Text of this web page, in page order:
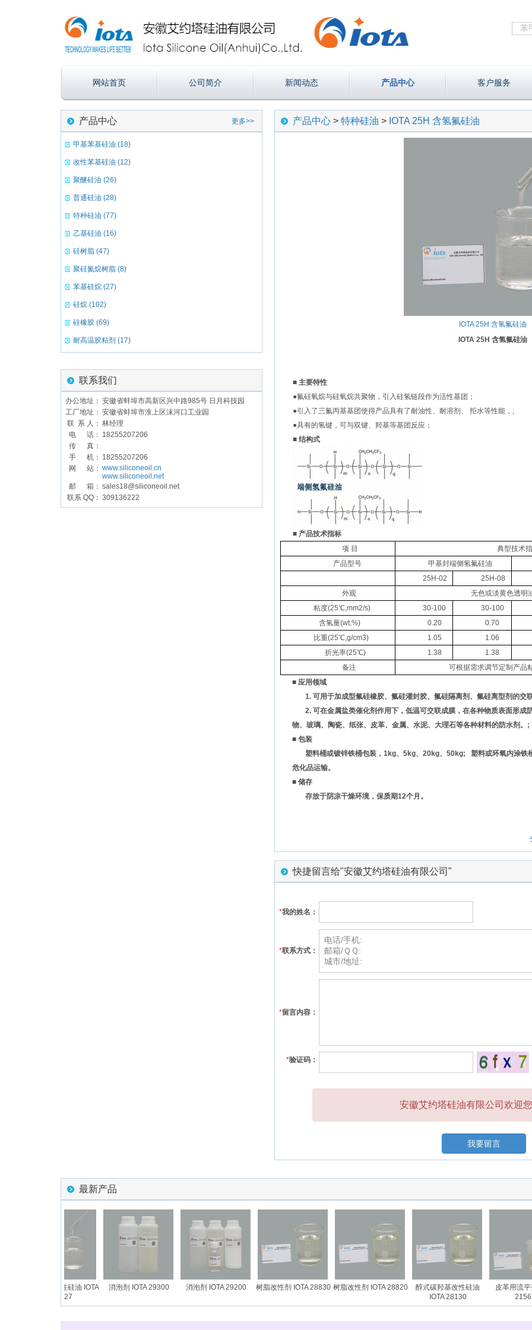
网站首页 公司简介 新闻动态 产品中心 客户服务
产品中心 更多>>
甲基苯基硅油 (18)
改性苯基硅油 (12)
聚醚硅油 (26)
普通硅油 (28)
特种硅油 (77)
乙基硅油 (16)
硅树脂 (47)
聚硅氮烷树脂 (8)
苯基硅烷 (27)
硅烷 (102)
硅橡胶 (69)
耐高温胶粘剂 (17)
联系我们
办公地址： 安徽省蚌埠市高新区兴中路985号 日月科技园
工厂地址： 安徽省蚌埠市淮上区沫河口工业园
联 系 人： 林经理
电 话： 18255207206
传 真：
手 机： 18255207206
网 站： www.siliconeoil.cn
www.siliconeoil.net
邮 箱： sales18@siliconeoil.net
联系 QQ： 309136222
产品中心 > 特种硅油 > IOTA 25H 含氢氟硅油
IOTA 25H 含氢氟硅油
IOTA 25H 含氢氟硅油
■主要特性
●氟硅氧烷与硅氧烷共聚物，引入硅氢链段作为活性基团；
●引入了三氟丙基基团使得产品具有了耐油性、耐溶剂、 拒水等性能， ;
●具有的氢键，可与双键、羟基等基团反应；
■结构式
■ 产品技术指标
项 目
典型技术
产品型号
甲基封端侧氢氟硅油
25 H-02 25 H-08
外观
无色或淡黄色透明
粘度(25℃,mm2/s) 30-100 30-100
含氢量(wt,%) 0.20 0.70
比重(25℃,g/cm3) 1.05 1.06
折光率(25℃)
1.38 1.38
备注
可根据需求调节定制产品
■ 应用领域
1. 可用于加成型氟硅橡胶、氟硅灌封胶、氟硅隔离剂、氟硅离型剂的交
2. 可在金属盐类催化剂作用下，低温可交联成膜，在各种物质表面形成
物、玻璃、陶瓷、纸张、皮革、金属、水泥、大理石等各种材料的防水剂。 ;
■ 包装
塑料桶或镀锌铁桶包装，1kg、5kg、20kg、50kg; 塑料或环氧内涂铁
危化品运输。
■ 储存
存放于阴凉干燥环境，保质期12个月。
快捷留言给"安徽艾约塔硅油有限公司"
*我的姓名：
*联系方式：
*留言内容：
*验证码：
安徽艾约塔硅油有限公司欢迎
我要留言
最新产品
长链烷基改性硅油 IOTA
28027
消泡剂 IOTA 29300 消泡剂 IOTA 29200 树脂改性剂 IOTA 28830 树脂改性剂 IOTA 28820
醇式碳羟基改性硅油
IOTA 28130
皮革用流平
21565